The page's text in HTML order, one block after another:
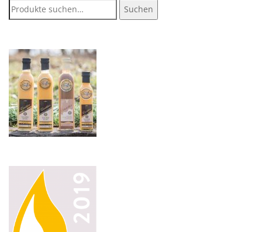
Suche
Suchen